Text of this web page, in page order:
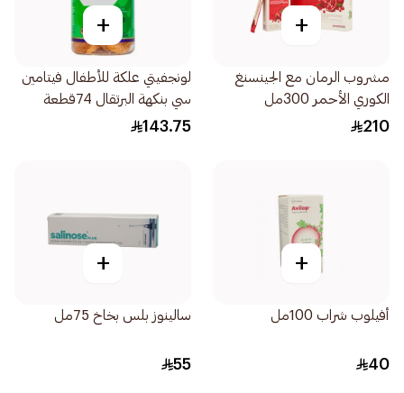
+
مشروب الرمان مع الجينسنغ
الكوري الأحمر 300مل
210
+
لونجفيتي علكة للأطفال فيتامين
سي بنكهة البرتقال 74قطعة
143.75
+
أفيلوب شراب 100مل
40
+
سالينوز بلس بخاخ 75مل
55